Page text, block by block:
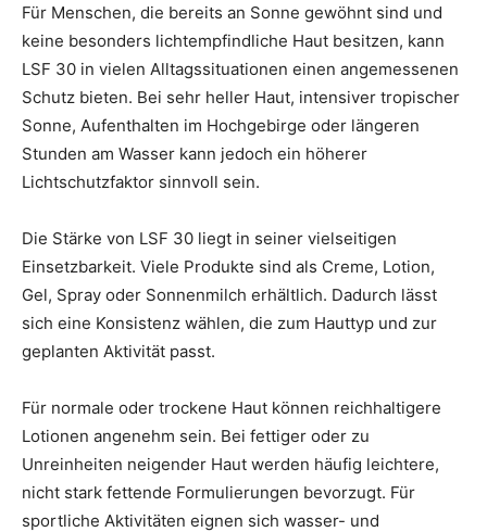
Für Menschen, die bereits an Sonne gewöhnt sind und
keine besonders lichtempfindliche Haut besitzen, kann
LSF 30 in vielen Alltagssituationen einen angemessenen
Schutz bieten. Bei sehr heller Haut, intensiver tropischer
Sonne, Aufenthalten im Hochgebirge oder längeren
Stunden am Wasser kann jedoch ein höherer
Lichtschutzfaktor sinnvoll sein.
Die Stärke von LSF 30 liegt in seiner vielseitigen
Einsetzbarkeit. Viele Produkte sind als Creme, Lotion,
Gel, Spray oder Sonnenmilch erhältlich. Dadurch lässt
sich eine Konsistenz wählen, die zum Hauttyp und zur
geplanten Aktivität passt.
Für normale oder trockene Haut können reichhaltigere
Lotionen angenehm sein. Bei fettiger oder zu
Unreinheiten neigender Haut werden häufig leichtere,
nicht stark fettende Formulierungen bevorzugt. Für
sportliche Aktivitäten eignen sich wasser- und